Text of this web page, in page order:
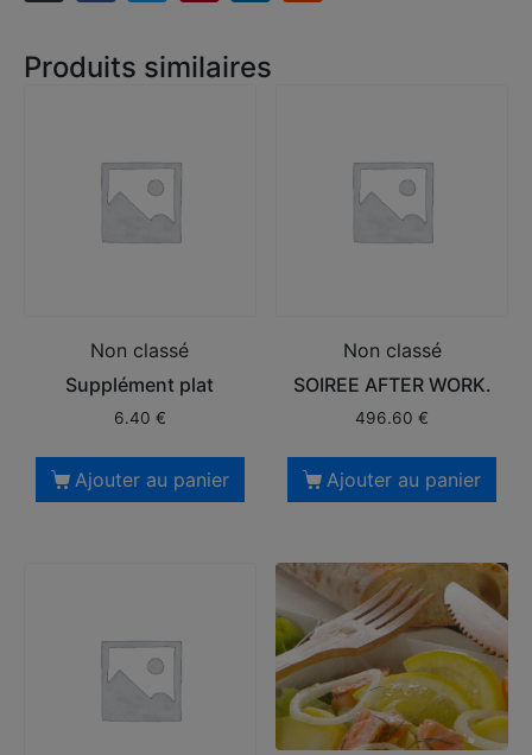
Produits similaires
Non classé
Supplément plat
6.40 €
Ajouter au panier
Non classé
SOIREE AFTER WORK.
496.60€
Ajouter au panier